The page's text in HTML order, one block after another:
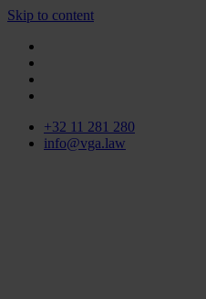
Skip to content
+32 11 281 280
info@vga.law